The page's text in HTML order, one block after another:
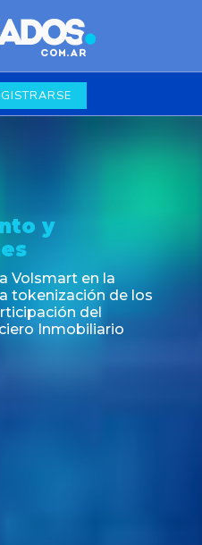
de la obligación de
en la Ciudad de